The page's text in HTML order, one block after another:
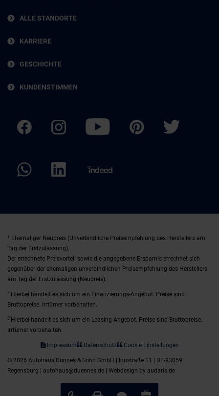
ALLE STANDORTE
KARRIERE
GESCHICHTE
KUNDENSTIMMEN
1
Ehemaliger Neupreis (Unverbindliche Preisempfehlung des Herstellers am
Tag der Erstzulassung).
Der errechnete Preisvorteil sowie die angegebene Ersparnis errechnet sich
gegenüber der ehemaligen unverbindlichen Preisempfehlung des Herstellers
am Tag der Erstzulassung (Neupreis).
2 Hierbei handelt es sich um ein Finanzierungs-Angebot. Preise sind
Bruttopreise. Irrtümer vorbehalten.
3 Hierbei handelt es sich um ein Leasing-Angebot. Preise sind Bruttopreise.
Irrtümer vorbehalten.
Impressum Datenschutz Cookie Einstellungen
© 2026 Autohaus Dünnes & Sohn GmbH | Innstraße 11 | DE-93059
Regensburg | autohaus@duennes.de | Webdesign by audaris.de